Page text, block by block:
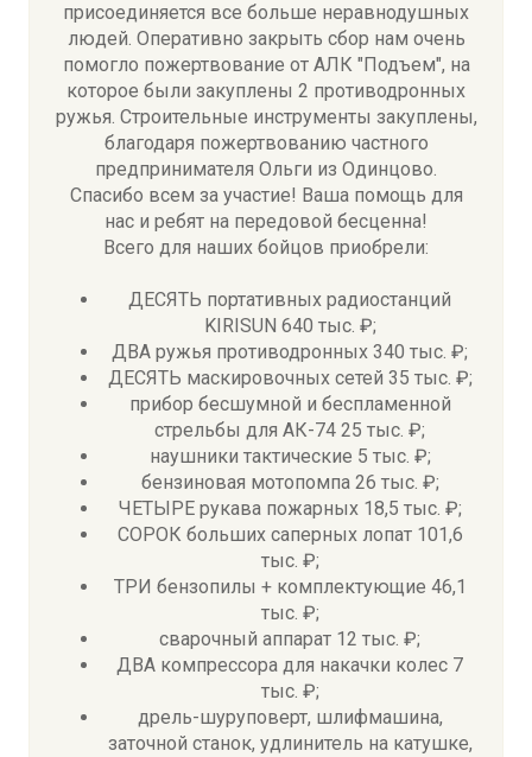
присоединяется все больше неравнодушных
людей. Оперативно закрыть сбор нам очень
помогло пожертвование от АЛК "Подъем", на
которое были закуплены 2 противодронных
ружья. Строительные инструменты закуплены,
благодаря пожертвованию частного
предпринимателя Ольги из Одинцово.
Спасибо всем за участие! Ваша помощь для
нас и ребят на передовой бесценна!
Всего для наших бойцов приобрели:
ДЕСЯТЬ портативных радиостанций
KIRISUN 640 тыс. ₽;
ДВА ружья противодронных 340 тыс. ₽;
ДЕСЯТЬ маскировочных сетей 35 тыс. ₽;
прибор бесшумной и беспламенной
стрельбы для АК-74 25 тыс. ₽;
наушники тактические 5 тыс. ₽;
бензиновая мотопомпа 26 тыс. ₽;
ЧЕТЫРЕ рукава пожарных 18,5 тыс. ₽;
СОРОК больших саперных лопат 101,6
тыс. ₽;
ТРИ бензопилы + комплектующие 46,1
тыс. ₽;
сварочный аппарат 12 тыс. ₽;
ДВА компрессора для накачки колес 7
тыс. ₽;
дрель-шуруповерт, шлифмашина,
заточной станок, удлинитель на катушке,